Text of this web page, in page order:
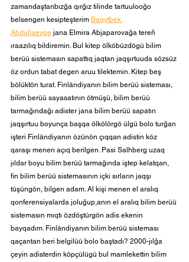
zamandaştarıbızğa qırğız tilinde tartuulooğo
belsengen kesipteşterim Baqytbek
Abdullaevge jana Elmira Abjaparovağa tereñ
ıraazılıq bildiremin. Bul kitep ölköbüzdögü bilim
berüü sistemasın sapattıq jaqtan jaqşırtuuda sözsüz
öz ordun tabat degen aruu tilektemin. Kitep beş
bölüktön turat. Finländiyanın bilim berüü sisteması,
bilim berüü sayasatının ötmüşü, bilim berüü
tarmağındağı adister jana bilim berüü sapatın
jaqşırtuu boyunça başqa ölkölörgö ülgü bolo turğan
işteri Finländiyanın özünön çıqqan adistin köz
qaraşı menen açıq berilgen. Pasi Salhberg uzaq
jıldar boyu bilim berüü tarmağında iştep kelatqan,
fin bilim berüü sistemasının içki sırların jaqşı
tüşüngön, bilgen adam. Al kişi menen el aralıq
qonferensiyalarda joluğup,anın el aralıq bilim berüü
sistemasın mıqtı özdöştürgön adis ekenin
bayqadım. Finländiyanın bilim berüü sisteması
qaçantan beri belgilüü bolo baştadı? 2000-jılğa
çeyin adisterdin köpçülügü bul mamlekettin bilim